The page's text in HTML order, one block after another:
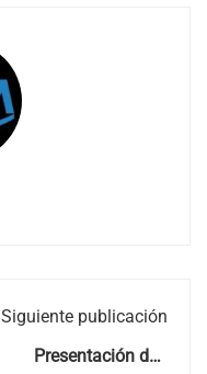
Siguiente publicación
Presentación das